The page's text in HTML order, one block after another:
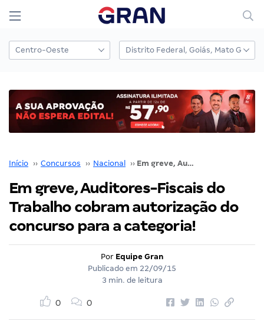
Início ›› Concursos ›› Nacional ›› Em greve, Auditores-Fiscais do Trabalho cobram autorização do concurso para a categoria!
Em greve, Auditores-Fiscais do
Trabalho cobram autorização do
concurso para a categoria!
Por Equipe Gran
Publicado em 22/09/15
3 min. de leitura
0 0